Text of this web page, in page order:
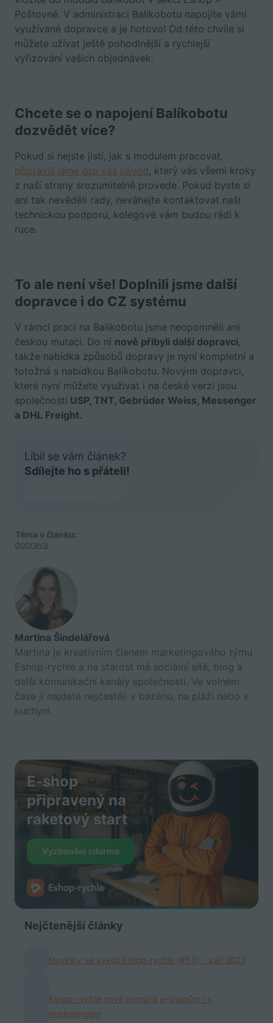
Poštovné. V administraci Balíkobotu napojíte vámi
využívané dopravce a je hotovo! Od této chvíle si
můžete užívat ještě pohodlnější a rychlejší
vyřizování vašich objednávek.
Chcete se o napojení Balíkobotu
dozvědět více?
Pokud si nejste jistí, jak s modulem pracovat,
připravili jsme pro vás návod , který vás všemi kroky
z naší strany srozumitelně provede. Pokud byste si
ani tak nevěděli rady, neváhejte kontaktovat naši
technickou podporu, kolegové vám budou rádi k
ruce.
To ale není vše! Doplnili jsme další
dopravce i do CZ systému
V rámci prací na Balíkobotu jsme neopomněli ani
českou mutaci. Do ní nově přibyli další dopravci,
takže nabídka způsobů dopravy je nyní kompletní a
totožná s nabídkou Balíkobotu. Novými dopravci,
které nyní můžete využívat i na české verzi jsou
společnosti USP, TNT, Gebrüder Weiss, Messenger
a DHL Freight.
Líbil se vám článek?
Sdílejte ho s přáteli!
Téma v článku:
doprava
Martina Šindelářová
Martina je kreativním členem marketingového týmu
Eshop-rychle a na starost má sociální sítě, blog a
další komunikační kanály společnosti. Ve volném
čase ji najdete nejčastěji v bazénu, na pláži nebo v
kuchyni.
E-shop
připravený na
raketový start
Vyzkoušej zdarma
Nejčtenější články
Novinky ve vývoji Eshop-rychle (#53) – září 2023
Eshop-rychle nově pomáhá e-shopům i s
marketingem